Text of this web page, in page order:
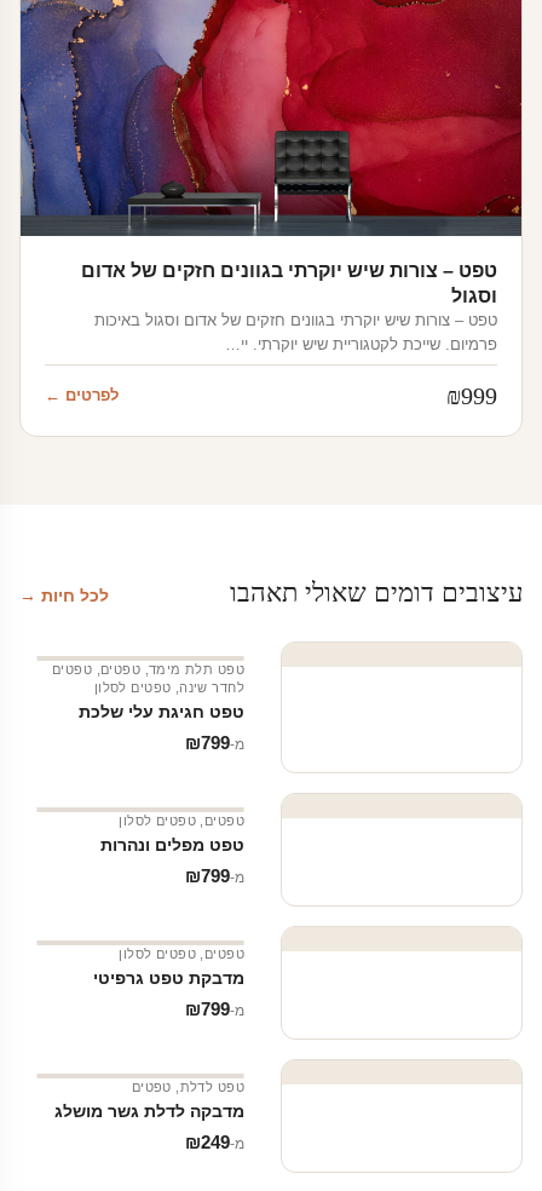
טפט – צורות שיש יוקרתי בגוונים חזקים של אדום
וסגול
טפט – צורות שיש יוקרתי בגוונים חזקים של אדום וסגול באיכות
פרמיום. שייכת לקטגוריית שיש יוקרתי. יי…
₪999 לפרטים ←
עיצובים דומים שאולי תאהבו לכל חיות →
טפט תלת מימד טפטים
טפטים
לחדר שינה
טפטים לסלון
טפט חגיגת עלי שלכת
מ‑ ₪799
טפטים טפטים לסלון
טפט מפלים ונהרות
מ‑ ₪799
טפטים טפטים לסלון
מדבקת טפט גרפיטי
מ‑ ₪799
טפט לדלת טפטים
מדבקה לדלת גשר מושלג
מ‑ ₪249